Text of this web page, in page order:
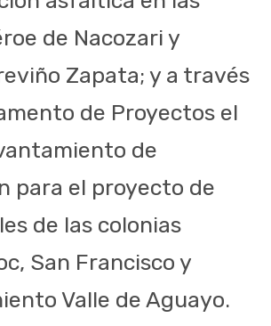
de Nacozari y
Zapata; y a través
de Proyectos el
de
para el proyecto de
de las colonias
San Francisco y
Valle de Aguayo.